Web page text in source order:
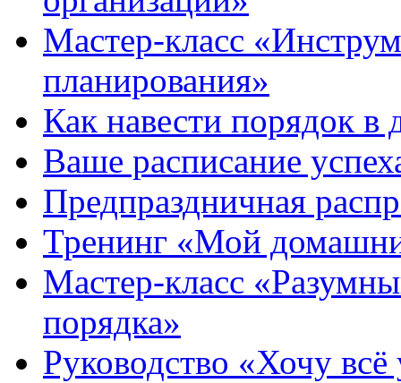
Мастер-класс
планирования»
Как навести порядок в
Ваше расписание
Предпраздничная
Тренинг «Мой
Мастер-класс
порядка»
Руководство «Хочу всё